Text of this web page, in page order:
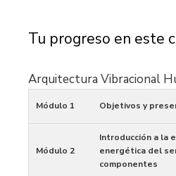
Tu progreso en este
Arquitectura Vibracional
Módulo 1 Objetivos y
Módulo 2
Introducción a la
energética del
componentes